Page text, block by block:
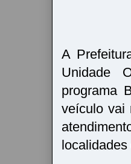
A
Unidade
programa
veículo vai